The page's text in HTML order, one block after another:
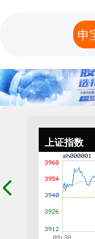
上证指数
申